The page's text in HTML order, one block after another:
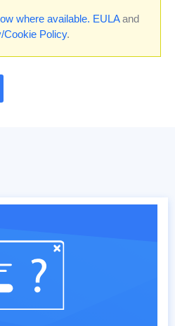
where available. EULAand
Cookie Policy.